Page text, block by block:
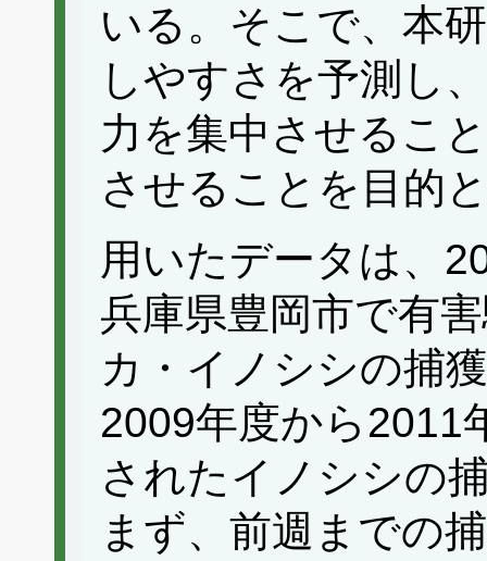
いる。そこで、本
しやすさを予測し
力を集中させるこ
させることを目的
用いたデータは、
兵庫県豊岡市で有
カ・イノシシの捕
2009年度から2011
されたイノシシの
まず、前週までの